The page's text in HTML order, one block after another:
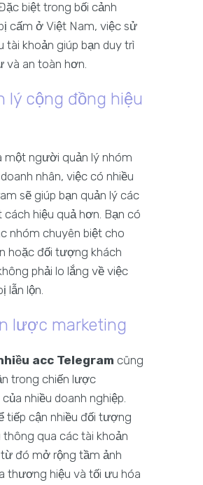
biệt trong bối cảnh
cấm ở Việt Nam, việc sử
tài khoản giúp bạn duy trì
và an toàn hơn.
lý cộng đồng hiệu
một người quản lý nhóm
nhân, việc có nhiều
sẽ giúp bạn quản lý các
hiệu quả hơn. Bạn có
nhóm chuyên biệt cho
hoặc đối tượng khách
phải lo lắng về việc
lẫn lộn.
lược marketing
acc Telegram cũng
trong chiến lược
nhiều doanh nghiệp.
tiếp cận nhiều đối tượng
thông qua các tài khoản
từ đó mở rộng tầm ảnh
thương hiệu và tối ưu hóa